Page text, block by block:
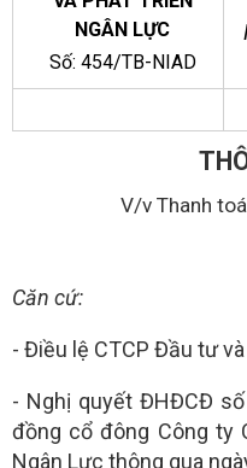
NGÂN LỰC
Số: 454/TB-NIAD
V/v Thanh
Căn cứ:
- Điều lệ CTCP Đầu tư
- Nghị quyết ĐHĐCĐ
đồng cổ đông Công ty
Ngân Lực thông qua